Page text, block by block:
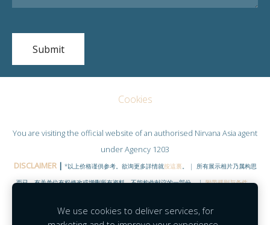
Cookies
You are visiting the official website of an authorised Nirvana Asia agent
under Agency 1203
DISCLAIMER| *以上价格谨供参考。欲询更多詳情就按這裏 。 | 所有展示相片乃属构思
而已，有关单位有权修改或增删所有资料。不能构作献议的一部份。 |附带规则与条件。
Facebook |Contact
We use cookies to deliver services, for